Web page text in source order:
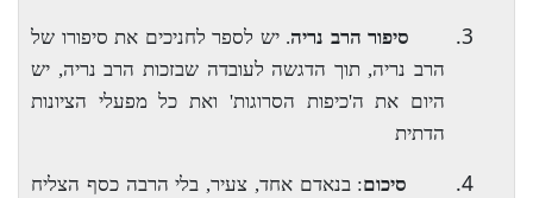
3. סיפור הרב נריה. יש לספר לחניכים את סיפורו של
הרב נריה, תוך הדגשה לעובדה שבזכות הרב נריה, יש
היום את ה'כיפות הסרוגות' ואת כל מפעלי הציונות
הדתית
4. סיכום: בנאדם אחד, צעיר, בלי הרבה כסף הצליח